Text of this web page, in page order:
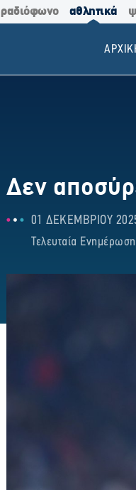
ραδιόφωνο αθλητικά
Δεν
01 ΔΕΚΕΜΒΡΙΟΥ
Τελευταία